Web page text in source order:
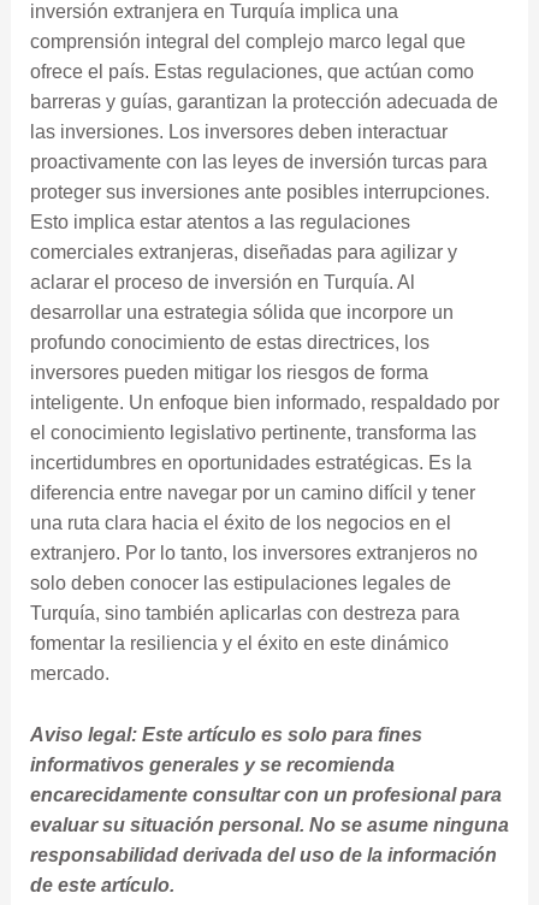
inversión extranjera en Turquía implica una
comprensión integral del complejo marco legal que
ofrece el país. Estas regulaciones, que actúan como
barreras y guías, garantizan la protección adecuada de
las inversiones. Los inversores deben interactuar
proactivamente con las leyes de inversión turcas para
proteger sus inversiones ante posibles interrupciones.
Esto implica estar atentos a las regulaciones
comerciales extranjeras, diseñadas para agilizar y
aclarar el proceso de inversión en Turquía. Al
desarrollar una estrategia sólida que incorpore un
profundo conocimiento de estas directrices, los
inversores pueden mitigar los riesgos de forma
inteligente. Un enfoque bien informado, respaldado por
el conocimiento legislativo pertinente, transforma las
incertidumbres en oportunidades estratégicas. Es la
diferencia entre navegar por un camino difícil y tener
una ruta clara hacia el éxito de los negocios en el
extranjero. Por lo tanto, los inversores extranjeros no
solo deben conocer las estipulaciones legales de
Turquía, sino también aplicarlas con destreza para
fomentar la resiliencia y el éxito en este dinámico
mercado.
Aviso legal: Este artículo es solo para fines
informativos generales y se recomienda
encarecidamente consultar con un profesional para
evaluar su situación personal. No se asume ninguna
responsabilidad derivada del uso de la información
de este artículo.